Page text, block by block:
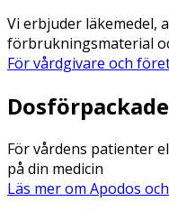
Vi erbjuder läkemedel,
förbrukningsmaterial
För vårdgivare och
För vårdens patienter
på din medicin
Läs mer om Apodos